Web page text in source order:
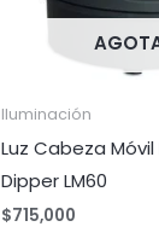
Iluminación
Luz Cabeza Móvil
Dipper LM60
$715,000